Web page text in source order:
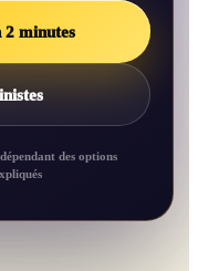
minutes
des options